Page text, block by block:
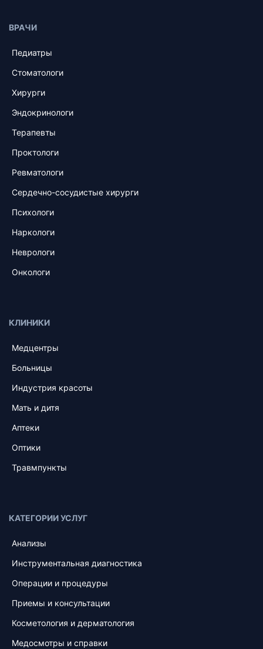
ВРАЧИ
Педиатры
Стоматологи
Хирурги
Эндокринологи
Терапевты
Проктологи
Ревматологи
Сердечно-сосудистые хирурги
Психологи
Наркологи
Неврологи
Онкологи
КЛИНИКИ
Медцентры
Больницы
Индустрия красоты
Мать и дитя
Аптеки
Оптики
Травмпункты
КАТЕГОРИИ УСЛУГ
Анализы
Инструментальная диагностика
Операции и процедуры
Приемы и консультации
Косметология и дерматология
Медосмотры и справки